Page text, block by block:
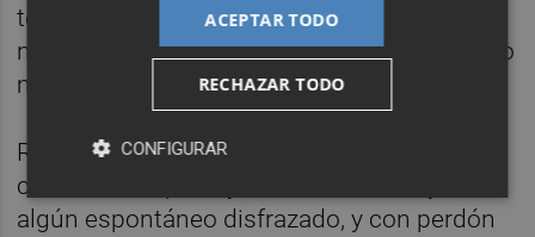
todo a consolidar la víspera al 1-N, es la
noche de la estupidez humana, o lo que es lo
mismo: Halloween.
Recuerdo hace dos décadas pupular por
calles, bares, pubs y salas de fiestas, y ver a
algún espontáneo disfrazado, y con perdón
ACEPTAR TODO
RECHAZAR TODO
CONFIGURAR